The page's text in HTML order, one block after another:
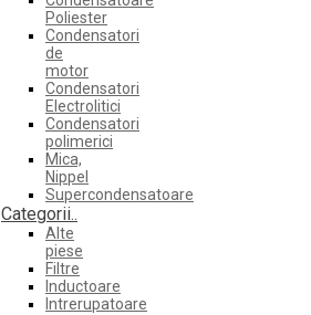
Poliester
Condensatori
de
motor
Condensatori
Electrolitici
Condensatori
polimerici
Mica,
Nippel
Supercondensatoare
Categorii..
Alte
piese
Filtre
Inductoare
Intrerupatoare